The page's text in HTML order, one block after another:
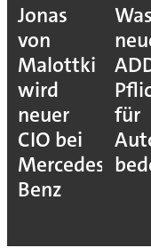
Jonas
von
Malottki
wird
neuer
CIO bei
Mercedes-
Benz
für